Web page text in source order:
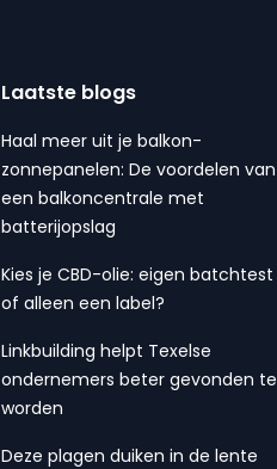
Laatste blogs
Haal meer uit je balkon-
zonnepanelen: De voordelen van
een balkoncentrale met
batterijopslag
Kies je CBD-olie: eigen batchtest
of alleen een label?
Linkbuilding helpt Texelse
ondernemers beter gevonden te
worden
Deze plagen duiken in de lente